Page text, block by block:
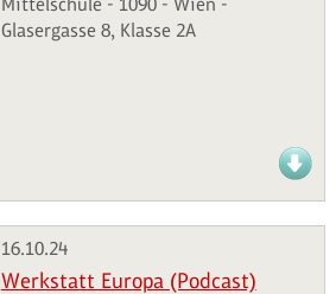
Mittelschule - 1090 - Wien -
Glasergasse 8, Klasse 2A
16.10.24
Werkstatt Europa (Podcast)